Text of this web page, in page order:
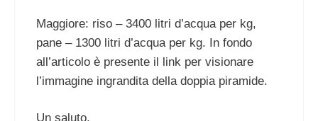
Maggiore: riso – 3400 litri d’acqua per kg,
pane – 1300 litri d’acqua per kg. In fondo
all’articolo è presente il link per visionare
l’immagine ingrandita della doppia piramide.
Un saluto,